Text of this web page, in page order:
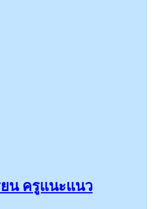
น ครูแนะแนว